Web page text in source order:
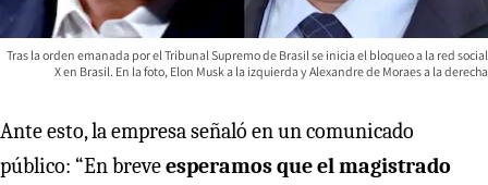
Tras la orden emanada por el Tribunal Supremo de Brasil se inicia el bloqueo a la red social
X en Brasil. En la foto, Elon Musk a la izquierda y Alexandre de Moraes a la derecha
Ante esto, la empresa señaló en un comunicado
público: “En breveesperamos que el magistrado